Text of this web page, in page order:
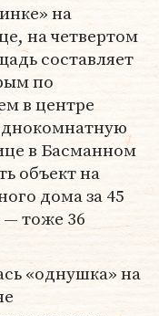
на
на четвертом
составляет
по
в центре
в Басманном
объект на
дома за 45
— тоже 36
«однушка» на